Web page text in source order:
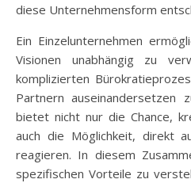
diese Unternehmensform
Ein Einzelunternehmen
Visionen unabhängig zu
komplizierten
Partnern auseinandersetzen
bietet nicht nur die Chance,
auch die Möglichkeit, direkt
reagieren. In diesem
spezifischen Vorteile zu